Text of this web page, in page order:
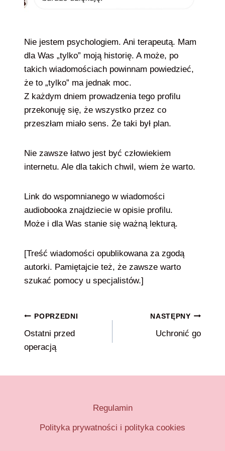
Nie jestem psychologiem. Ani terapeutą. Mam
dla Was „tylko” moją historię. A może, po
takich wiadomościach powinnam powiedzieć,
że to „tylko” ma jednak moc.
Z każdym dniem prowadzenia tego profilu
przekonuję się, że wszystko przez co
przeszłam miało sens. Że taki był plan.
Nie zawsze łatwo jest być człowiekiem
internetu. Ale dla takich chwil, wiem że warto.
Link do wspomnianego w wiadomości
audiobooka znajdziecie w opisie profilu.
Może i dla Was stanie się ważną lekturą.
[Treść wiadomości opublikowana za zgodą
autorki. Pamiętajcie też, że zawsze warto
szukać pomocy u specjalistów.]
Nawigacja
wpisu
POPRZEDNI
Ostatni przed
operacją
NASTĘPNY
Uchronić go
Regulamin
Polityka prywatności i polityka cookies